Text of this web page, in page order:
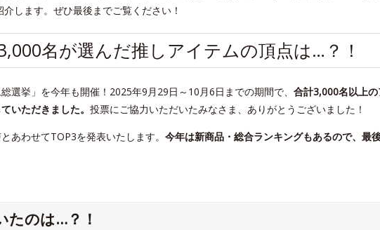
します。ぜひ最後までご覧ください！
名が選んだ推しアイテムの頂点は…？！
選挙」を今年も開催！2025年9月29日～10月6日までの期間で、 合計3,000名以上
いただきました。 投票にご協力いただいたみなさま、ありがとうございました！
あわせてTOP3を発表いたします。 今年は新商品・総合ランキングもあるので、最
たのは…？！